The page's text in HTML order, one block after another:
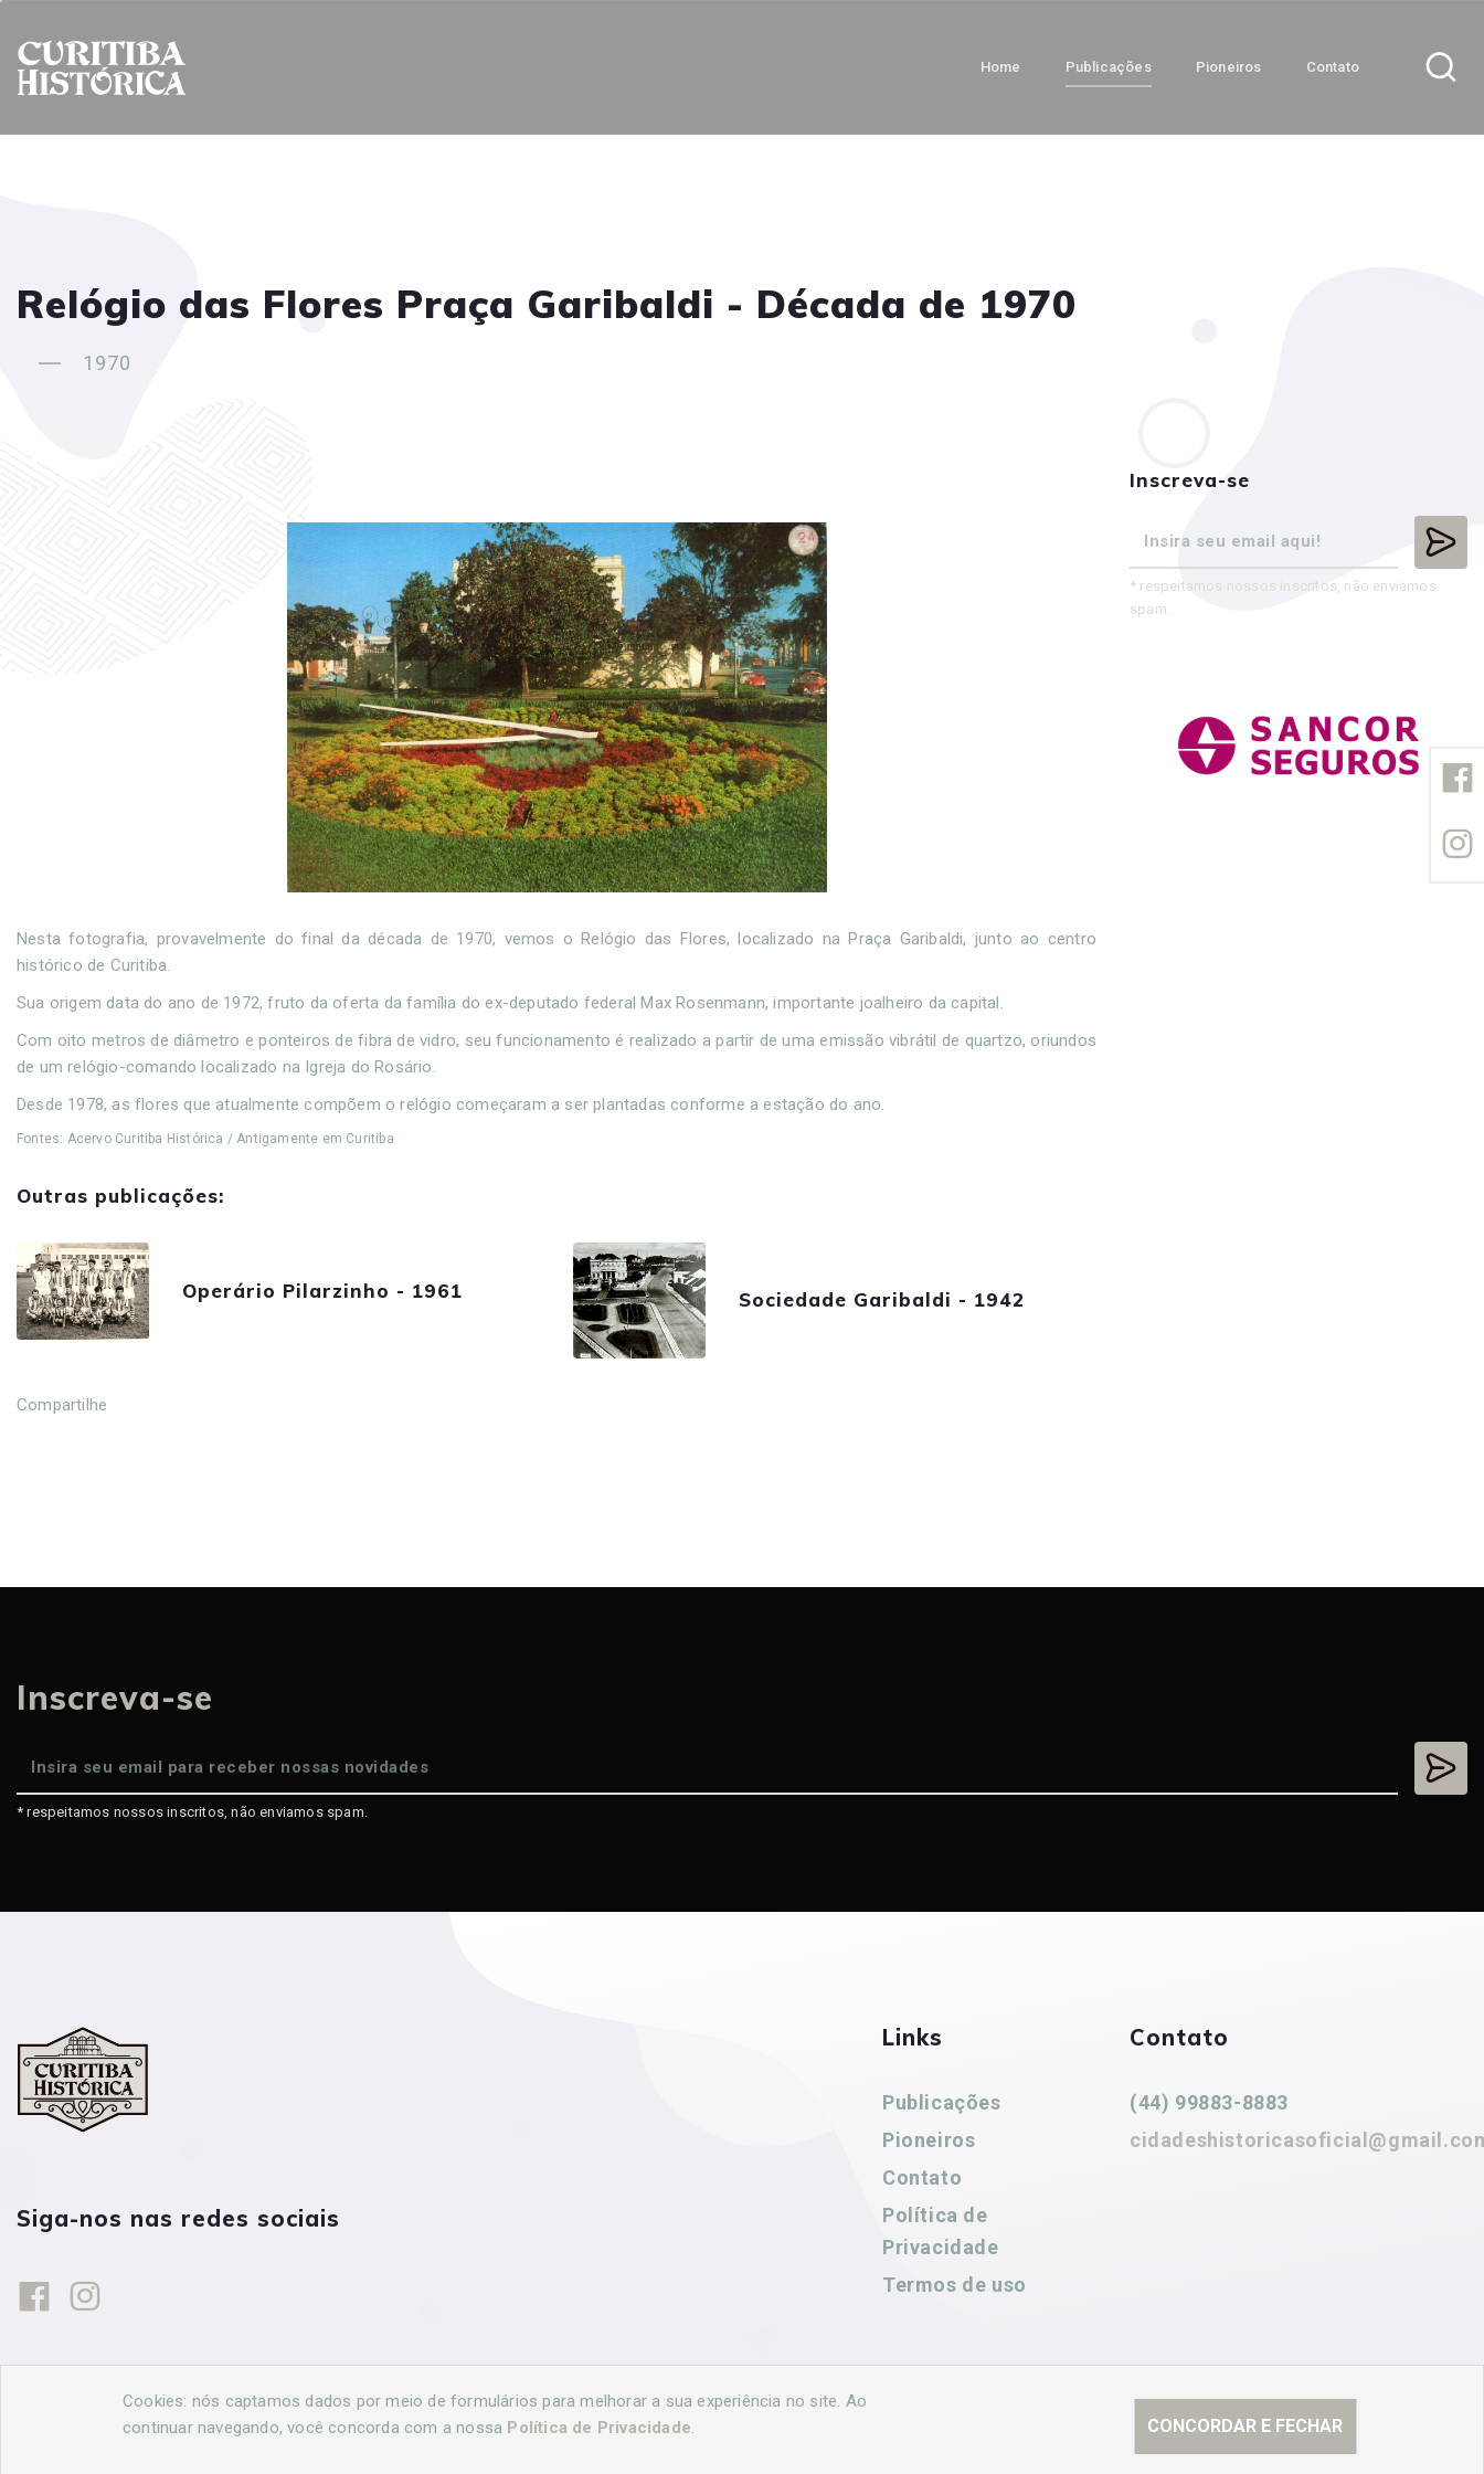
Home Publicações Pioneiros Contato
Relógio das Flores Praça Garibaldi - Década de 1970
1970
Nesta fotografia, provavelmente do final da década de 1970, vemos o Relógio das Flores, localizado na Praça Garibaldi, junto ao centro
histórico de Curitiba.
Sua origem data do ano de 1972, fruto da oferta da família do ex-deputado federal Max Rosenmann, importante joalheiro da capital.
Com oito metros de diâmetro e ponteiros de fibra de vidro, seu funcionamento é realizado a partir de uma emissão vibrátil de quartzo, oriundos
de um relógio-comando localizado na Igreja do Rosário.
Desde 1978, as flores que atualmente compõem o relógio começaram a ser plantadas conforme a estação do ano.
Fontes: Acervo Curitiba Histórica / Antigamente em Curitiba
Outras publicações:
Operário Pilarzinho - 1961 Sociedade Garibaldi - 1942
Compartilhe
Inscreva-se
* respeitamos nossos inscritos, não enviamos
spam.
Inscreva-se
* respeitamos nossos inscritos, não enviamos spam.
Siga-nos nas redes sociais
Links
Publicações
Pioneiros
Contato
Política de
Privacidade
Termos de uso
Contato
(44) 99883-8883
© 2026 Curitiba Histórica. Todos os direitos reservados. Desenvolvido por
Cookies: nós captamos dados por meio de formulários para melhorar a sua experiência no site. Ao
continuar navegando, você concorda com a nossa Política de Privacidade. CONCORDAR E FECHAR